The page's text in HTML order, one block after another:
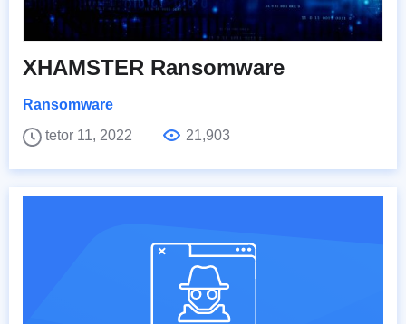
XHAMSTER Ransomware
Ransomware
tetor 11, 2022
21,903